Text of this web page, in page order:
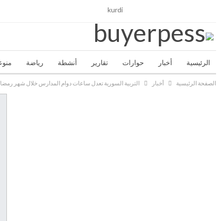
kurdi
الرئيسية أخبار حوارات تقارير أنشطة رياضة
الصفحة الرئيسية أخبار التربية السورية تعدل ساعات دوام المدارس خلال شهر